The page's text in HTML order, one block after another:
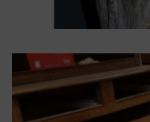
Louis XIV,objets
Vierge